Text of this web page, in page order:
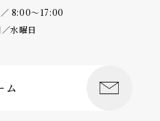
8:00〜17:00
水曜日
ム